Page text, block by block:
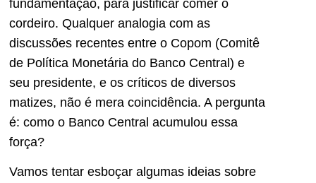
fundamentação, para justificar comer o
cordeiro. Qualquer analogia com as
discussões recentes entre o Copom (Comitê
de Política Monetária do Banco Central) e
seu presidente, e os críticos de diversos
matizes, não é mera coincidência. A pergunta
é: como o Banco Central acumulou essa
força?
Vamos tentar esboçar algumas ideias sobre